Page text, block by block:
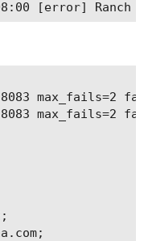
max_fails=2
max_fails=2